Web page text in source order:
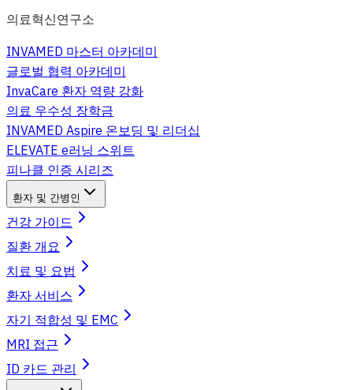
의료혁신연구소
INVAMED 마스터 아카데미
글로벌 협력 아카데미
InvaCare 환자 역량 강화
의료 우수성 장학금
INVAMED Aspire 온보딩 및 리더십
ELEVATE e러닝 스위트
피나클 인증 시리즈
환자 및 간병인
건강 가이드
질환 개요
치료 및 요법
환자 서비스
자기 적합성 및 EMC
MRI 접근
ID 카드 관리